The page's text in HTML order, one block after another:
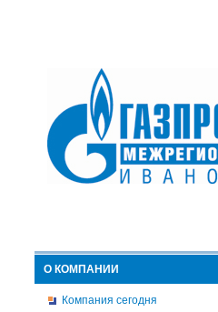
О КОМПАНИИ
Компания сегодня